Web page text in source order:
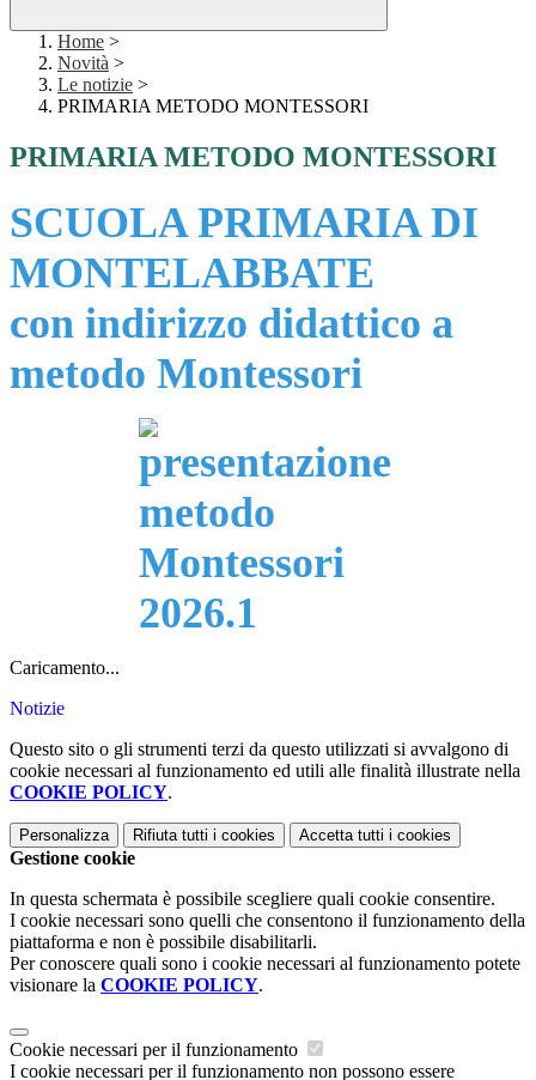
Home >
Novità >
Le notizie >
PRIMARIA METODO MONTESSORI
PRIMARIA METODO MONTESSORI
SCUOLA PRIMARIA DI
MONTELABBATE
con indirizzo didattico a
metodo Montessori
Caricamento...
Notizie
Questo sito o gli strumenti terzi da questo utilizzati si avvalgono di
cookie necessari al funzionamento ed utili alle finalità illustrate nella
COOKIE POLICY.
Personalizza Rifiuta tutti i cookies Accetta tutti i cookies
Gestione cookie
In questa schermata è possibile scegliere quali cookie consentire.
I cookie necessari sono quelli che consentono il funzionamento della
piattaforma e non è possibile disabilitarli.
Per conoscere quali sono i cookie necessari al funzionamento potete
visionare la COOKIE POLICY.
Cookie necessari per il funzionamento
I cookie necessari per il funzionamento non possono essere